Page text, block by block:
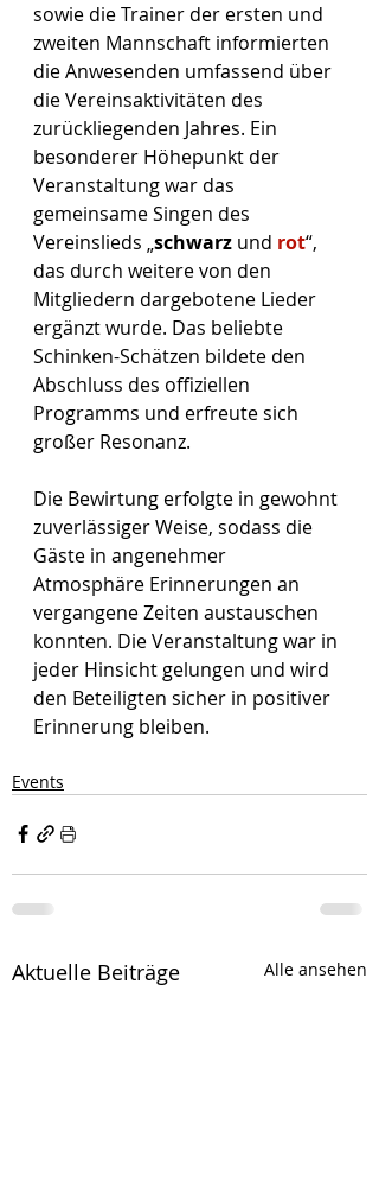
sowie die Trainer der ersten und
zweiten Mannschaft informierten
die Anwesenden umfassend über
die Vereinsaktivitäten des
zurückliegenden Jahres. Ein
besonderer Höhepunkt der
Veranstaltung war das
gemeinsame Singen des
Vereinslieds „schwarz und rot“,
das durch weitere von den
Mitgliedern dargebotene Lieder
ergänzt wurde. Das beliebte
Schinken-Schätzen bildete den
Abschluss des offiziellen
Programms und erfreute sich
großer Resonanz.
Die Bewirtung erfolgte in gewohnt
zuverlässiger Weise, sodass die
Gäste in angenehmer
Atmosphäre Erinnerungen an
vergangene Zeiten austauschen
konnten. Die Veranstaltung war in
jeder Hinsicht gelungen und wird
den Beteiligten sicher in positiver
Erinnerung bleiben.
Events
Aktuelle Beiträge Alle ansehen